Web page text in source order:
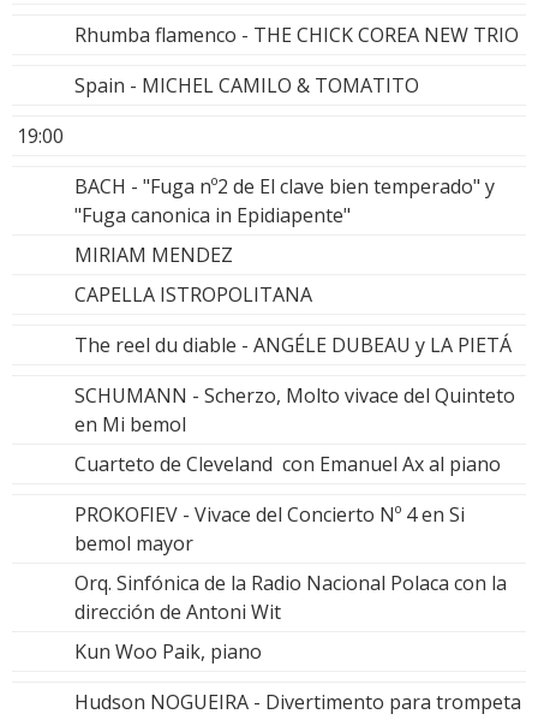
Rhumba flamenco - THE CHICK COREA NEW TRIO
Spain - MICHEL CAMILO & TOMATITO
19:00
BACH - "Fuga nº2 de El clave bien temperado" y
"Fuga canonica in Epidiapente"
MIRIAM MENDEZ
CAPELLA ISTROPOLITANA
The reel du diable - ANGÉLE DUBEAU y LA PIETÁ
SCHUMANN - Scherzo, Molto vivace del Quinteto
en Mi bemol
Cuarteto de Cleveland con Emanuel Ax al piano
PROKOFIEV - Vivace del Concierto Nº 4 en Si
bemol mayor
Orq. Sinfónica de la Radio Nacional Polaca con la
dirección de Antoni Wit
Kun Woo Paik, piano
Hudson NOGUEIRA - Divertimento para trompeta